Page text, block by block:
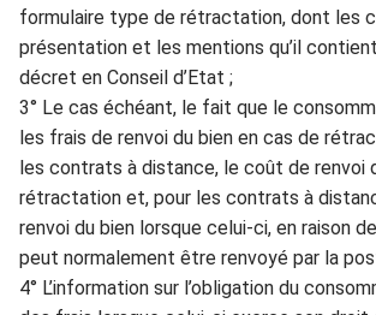
formulaire type de rétractation, dont les
présentation et les mentions qu’il
décret en Conseil d’Etat ;
3° Le cas échéant, le fait que le
les frais de renvoi du bien en cas de
les contrats à distance, le coût de renvoi
rétractation et, pour les contrats à
renvoi du bien lorsque celui-ci, en raison
peut normalement être renvoyé par la
4° L’information sur l’obligation du